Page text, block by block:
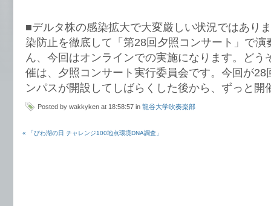
■デルタ株の感染拡大で大変厳しい状況ではあり
染防止を徹底して「第28回夕照コンサート」で演
ん、今回はオンラインでの実施になります。どう
催は、夕照コンサート実行委員会です。今回が28
ンパスが開設してしばらくした後から、ずっと開
Posted by wakkyken at 18:58:57 in 龍谷大学吹奏楽部
« 「びわ湖の日 チャレンジ100地点環境DNA調査」